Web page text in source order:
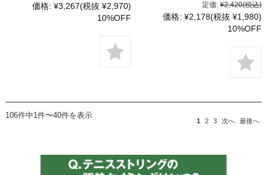
価格: ¥3,267(税抜 ¥2,970)
10%OFF
定価: ¥2,420(税込)
価格: ¥2,178(税抜 ¥1,980)
10%OFF
106件中1件〜40件を表示
1 2 3 次へ 最後へ